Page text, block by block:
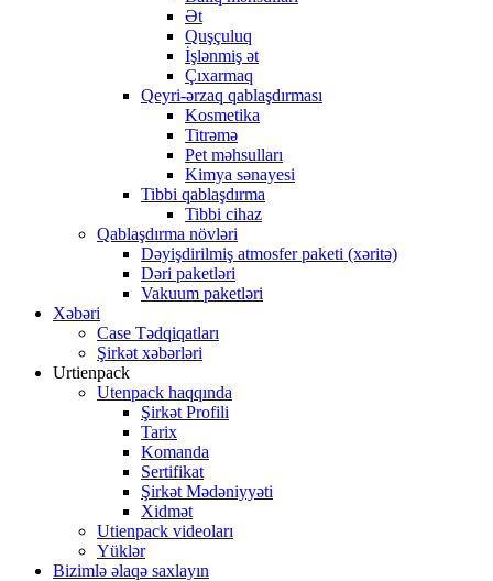
Ət
Quşçuluq
İşlənmiş ət
Çıxarmaq
Qeyri-ərzaq qablaşdırması
Kosmetika
Titrəmə
Pet məhsulları
Kimya sənayesi
Tibbi qablaşdırma
Tibbi cihaz
Qablaşdırma növləri
Dəyişdirilmiş atmosfer paketi (xəritə)
Dəri paketləri
Vakuum paketləri
Xəbəri
Case Tədqiqatları
Şirkət xəbərləri
Urtienpack
Utenpack haqqında
Şirkət Profili
Tarix
Komanda
Sertifikat
Şirkət Mədəniyyəti
Xidmət
Utienpack videoları
Yüklər
Bizimlə əlaqə saxlayın